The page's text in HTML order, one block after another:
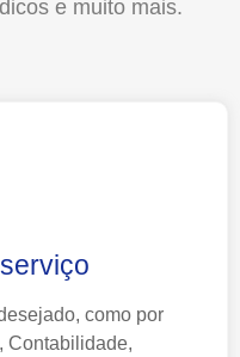
e muito mais.
como por
Contabilidade,